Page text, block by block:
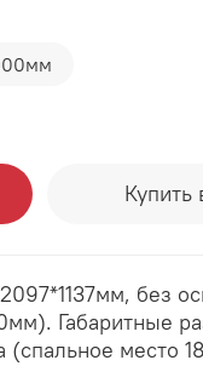
Купить
без
Габаритные
(спальное место